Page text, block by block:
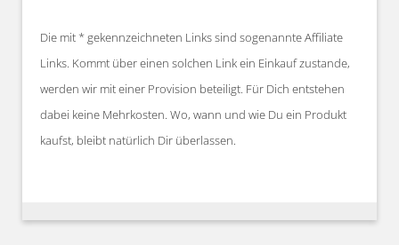
Die mit * gekennzeichneten Links sind sogenannte Affiliate
Links. Kommt über einen solchen Link ein Einkauf zustande,
werden wir mit einer Provision beteiligt. Für Dich entstehen
dabei keine Mehrkosten. Wo, wann und wie Du ein Produkt
kaufst, bleibt natürlich Dir überlassen.